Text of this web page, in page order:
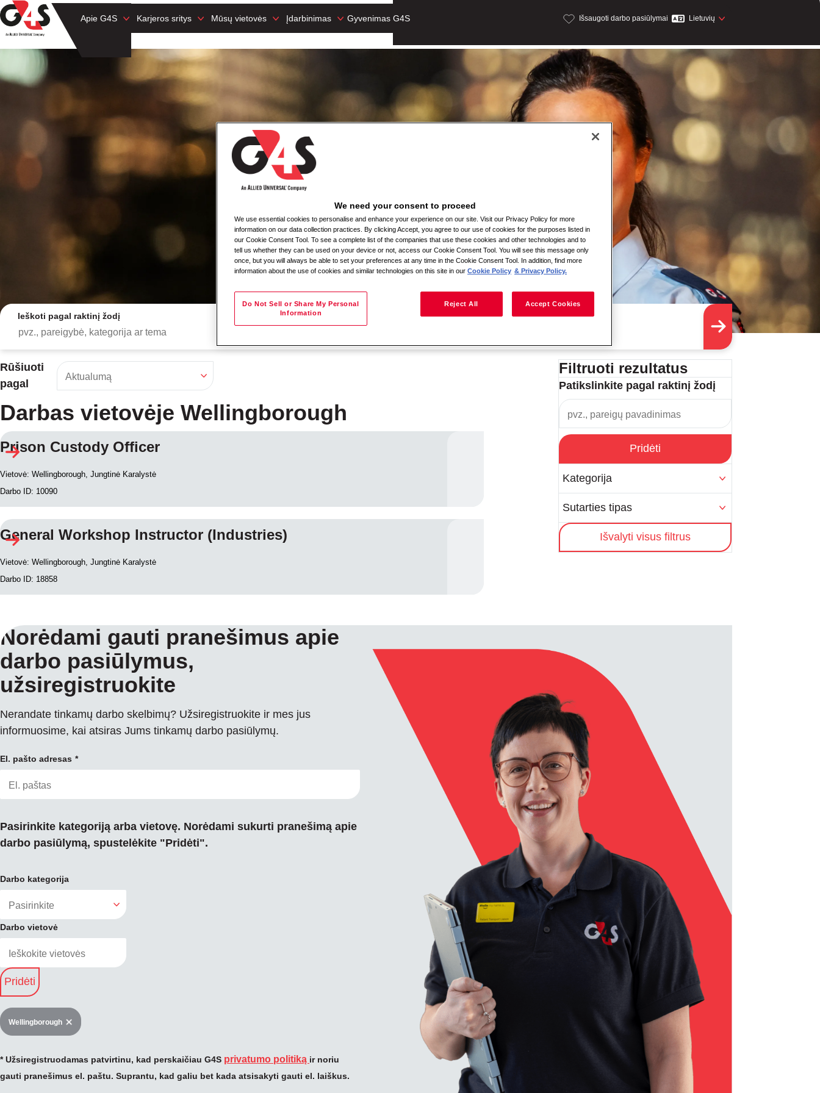
Apie G4S Karjeros sritys Mūsų vietovės Įdarbinimas Gyvenimas G4S Išsaugoti darbo pasiūlymai Lietuvių
Paieškos rezultatai
Ieškoti pagal raktinį žodį Ieškoti pagal vietovę
Rūšiuoti
pagal
Darbas vietovėje Wellingborough
Prison Custody Officer
Vietovė: Wellingborough, Jungtinė Karalystė
Darbo ID: 10090
General Workshop Instructor (Industries)
Vietovė: Wellingborough, Jungtinė Karalystė
Darbo ID: 18858
Filtruoti rezultatus
Patikslinkite pagal raktinį žodį
Pridėti
Kategorija
Sutarties tipas
Išvalyti visus filtrus
Norėdami gauti pranešimus apie
darbo pasiūlymus,
užsiregistruokite
Nerandate tinkamų darbo skelbimų? Užsiregistruokite ir mes jus
informuosime, kai atsiras Jums tinkamų darbo pasiūlymų.
El. pašto adresas
Pasirinkite kategoriją arba vietovę. Norėdami sukurti pranešimą apie
darbo pasiūlymą, spustelėkite "Pridėti".
Darbo kategorija
Darbo vietovė
Pridėti
Wellingborough
* Užsiregistruodamas patvirtinu, kad perskaičiau G4S privatumo politiką ir noriu
gauti pranešimus el. paštu. Suprantu, kad galiu bet kada atsisakyti gauti el. laiškus.
We need your consent to proceed
We use essential cookies to personalise and enhance your experience on our site. Visit our Privacy Policy for more
information on our data collection practices. By clicking Accept, you agree to our use of cookies for the purposes listed in
our Cookie Consent Tool. To see a complete list of the companies that use these cookies and other technologies and to
tell us whether they can be used on your device or not, access our Cookie Consent Tool. You will see this message only
once, but you will always be able to set your preferences at any time in the Cookie Consent Tool. In addition, find more
information about the use of cookies and similar technologies on this site in our Cookie Policy & Privacy Policy.
Do Not Sell or Share My Personal
Information
Reject All Accept Cookies